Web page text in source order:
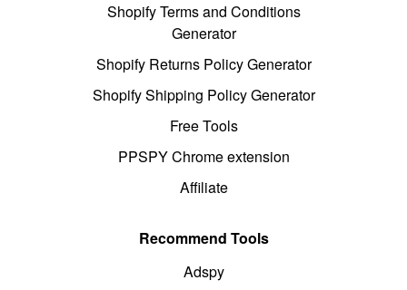
Shopify Terms and Conditions
Generator
Shopify Returns Policy Generator
Shopify Shipping Policy Generator
Free Tools
PPSPY Chrome extension
Affiliate
Recommend Tools
Adspy